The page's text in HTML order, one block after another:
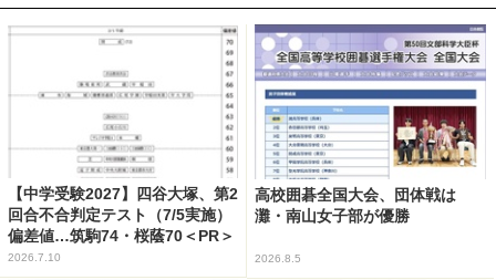
【中学受験2027】四谷大塚、第2
回合不合判定テスト（7/5実施）
偏差値…筑駒74・桜蔭70＜PR＞
2026.7.10
高校囲碁全国大会、団体戦は
灘・南山女子部が優勝
2026.8.5